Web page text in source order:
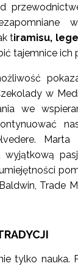
tiramisu,
tajemnice ich
w
we
Marta
wyjątkową
Trade
tylko nauka.